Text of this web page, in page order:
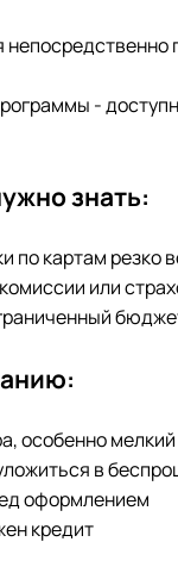
-
знать:
по картам резко
или
особенно
в
оформлением
кредит